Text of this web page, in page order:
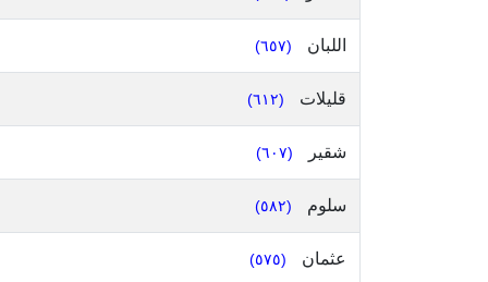
اللبان (٦٥٧)
قليلات (٦١٢)
شقير (٦٠٧)
سلوم (٥٨٢)
عثمان (٥٧٥)